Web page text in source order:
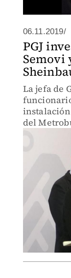
06.11.2019/
PGJ
Semovi
La jefa de
del